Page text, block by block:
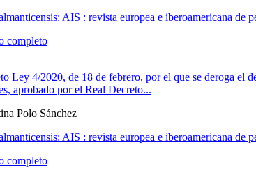
AIS : revista europea e iberoamericana
completo
Ley 4/2020, de 18 de febrero, por el que se deroga el
aprobado por el Real Decreto...
Polo Sánchez
AIS : revista europea e iberoamericana
completo